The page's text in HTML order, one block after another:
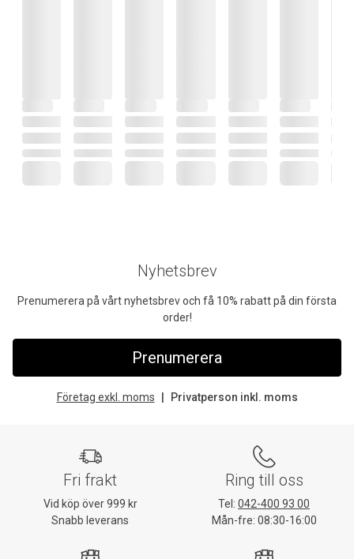
Nyhetsbrev
Prenumerera på vårt nyhetsbrev och få 10% rabatt på din första
order!
Prenumerera
Företag exkl. moms Privatperson inkl. moms
Fri frakt
Vid köp över 999 kr
Snabb leverans
Ring till oss
Tel: 042-400 93 00
Mån-fre: 08:30-16:00